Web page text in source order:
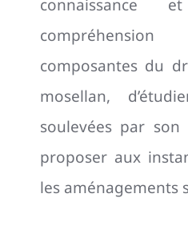
connaissance
composantes du
mosellan,
soulevées par
proposer aux
les aménagements